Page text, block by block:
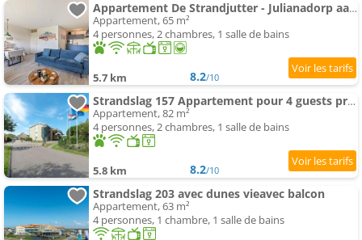
Appartement De Strandjutter - Julianadorp aan Zee
Appartement, 65 m²
4 personnes, 2 chambres, 1 salle de bains
5.7 km 8.2/10
Strandslag 157 Appartement pour 4 guests proche de la mer
Appartement, 82 m²
4 personnes, 2 chambres, 1 salle de bains
5.8 km 8.2/10
Strandslag 203 avec dunes vieavec balcon
Appartement, 63 m²
4 personnes, 1 chambre, 1 salle de bains